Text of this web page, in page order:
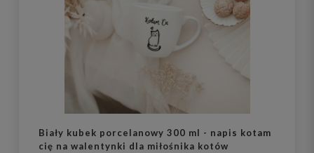
Biały kubek porcelanowy 300 ml - napis kotam
cię na walentynki dla miłośnika kotów